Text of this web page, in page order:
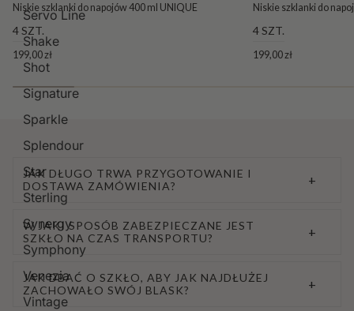
Servo Line
Shake
Shot
Signature
Sparkle
Splendour
Star
Sterling
Synergy
Symphony
Venezia
Vintage
Niskie szklanki do napojów 400 ml UNIQUE
4 SZT.
199,00 zł
Niskie szklanki do
4 SZT.
199,00 zł
JAK DŁUGO TRWA PRZYGOTOWANIE I
DOSTAWA ZAMÓWIENIA?
+
W JAKI SPOSÓB ZABEZPIECZANE JEST
SZKŁO NA CZAS TRANSPORTU?
+
JAK DBAĆ O SZKŁO, ABY JAK NAJDŁUŻEJ
ZACHOWAŁO SWÓJ BLASK?
+